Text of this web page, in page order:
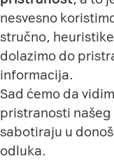
nesvesno
stručno,
dolazimo do
informacija.
Sad ćemo da
pristranosti našeg
sabotiraju u
odluka.